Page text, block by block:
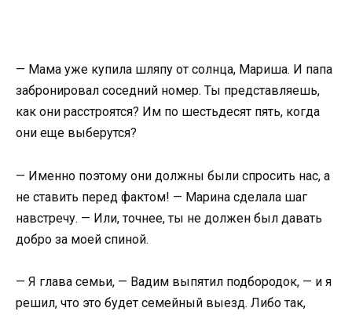
— Мама уже купила шляпу от солнца, Мариша. И папа
забронировал соседний номер. Ты представляешь,
как они расстроятся? Им по шестьдесят пять, когда
они еще выберутся?
— Именно поэтому они должны были спросить нас, а
не ставить перед фактом! — Марина сделала шаг
навстречу. — Или, точнее, ты не должен был давать
добро за моей спиной.
— Я глава семьи, — Вадим выпятил подбородок, — и я
решил, что это будет семейный выезд. Либо так,